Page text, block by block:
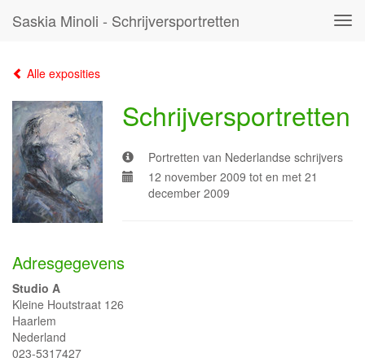
Saskia Minoli - Schrijversportretten
Alle exposities
Schrijversportretten
Portretten van Nederlandse schrijvers
12 november 2009 tot en met 21
december 2009
Adresgegevens
Studio A
Kleine Houtstraat 126
Haarlem
Nederland
023-5317427